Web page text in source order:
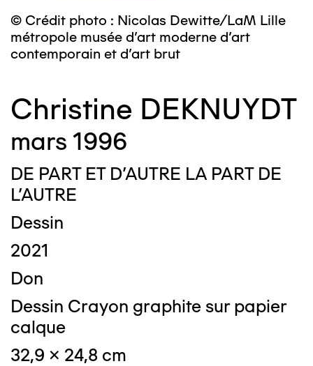
© Crédit photo : Nicolas Dewitte/LaM Lille
métropole musée d’art moderne d’art
contemporain et d’art brut
Christine DEKNUYDT
mars 1996
DE PART ET D'AUTRE LA PART DE
L'AUTRE
Dessin
2021
Don
Dessin Crayon graphite sur papier
calque
32,9 x 24,8 cm